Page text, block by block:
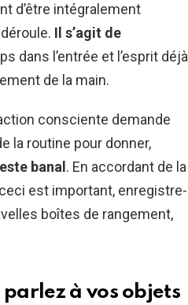
d’être intégralement
Il s’agit de
dans l’entrée et l’esprit déjà
de la main.
consciente demande
la routine pour donner,
banal . En accordant de la
est important, enregistre-
boîtes de rangement,
parlez à vos objets